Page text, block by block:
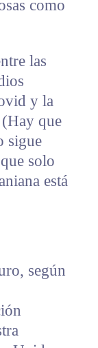
como
las
y la
que
sigue
solo
está
según